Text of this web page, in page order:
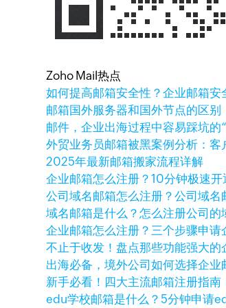
Zoho Mail热点
如何提高邮箱安全性？企业邮箱安
邮箱国外服务器和国外节点的区别
邮件，企业出海过程中容易踩坑的
外贸业务员邮箱被黑案例分析：客
2025年最新邮箱搬家流程详解
企业邮箱怎么注册？10分钟极速
公司域名邮箱怎么注册？公司域名
域名邮箱是什么？怎么注册公司的
企业邮箱怎么注册？三个步骤申请
不止于收发！盘点那些功能强大的
出海必备，境外公司如何选择企业
新手必看！四大主流邮箱注册指
edu学校邮箱是什么？5分钟申请